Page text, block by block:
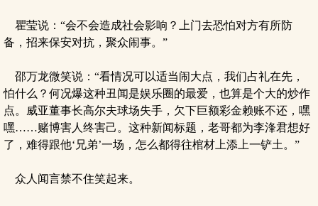
瞿莹说：“会不会造成社会影响？上门去恐怕对方有所防
备，招来保安对抗，聚众闹事。”
邵万龙微笑说：“看情况可以适当闹大点，我们占礼在先，
怕什么？何况爆这种丑闻是娱乐圈的最爱，也算是个大的炒作
点。威亚董事长高尔夫球场失手，欠下巨额彩金赖账不还，嘿
嘿……赌博害人终害己。这种新闻标题，老哥都为李浲君想好
了，难得跟他‘兄弟’一场，怎么都得往棺材上添上一铲土。”
众人闻言禁不住笑起来。